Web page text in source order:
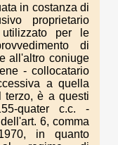
in costanza di
proprietario
utilizzato per le
di
all'altro coniuge
- collocatario
a quella
terzo, è a questi
quater c.c. -
6, comma
in quanto